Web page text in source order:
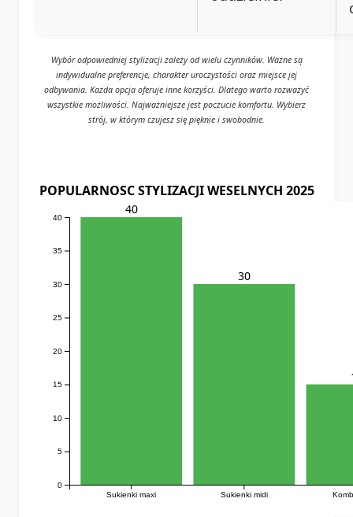
Wybór odpowiedniej stylizacji zależy od wielu czynników. Ważne są
indywidualne preferencje, charakter uroczystości oraz miejsce jej
odbywania. Każda opcja oferuje inne korzyści. Dlatego warto rozważyć
wszystkie możliwości. Najważniejsze jest poczucie komfortu. Wybierz
strój, w którym czujesz się pięknie i swobodnie.
POPULARNOSC STYLIZACJI WESELNYCH 2025
Sukienki maxi Sukienki midi
0
5
10
15
20
25
30
35
40
40
30